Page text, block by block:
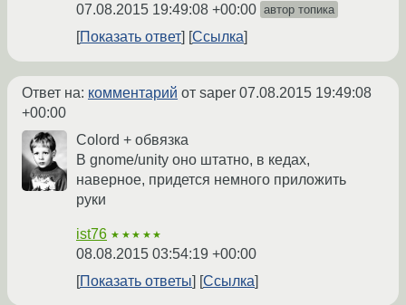
07.08.2015 19:49:08 +00:00 автор топика
Показать ответ Ссылка
Ответ на: комментарий от saper 07.08.2015 19:49:08
+00:00
Colord + обвязка
В gnome/unity оно штатно, в кедах,
наверное, придется немного приложить
руки
ist76 ★★★★★
08.08.2015 03:54:19 +00:00
Показать ответы
Ссылка